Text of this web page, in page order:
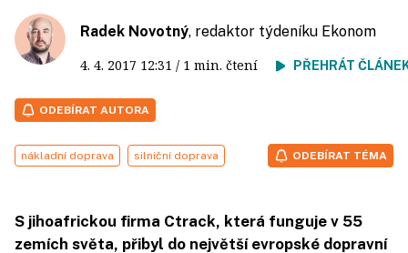
Radek Novotný, redaktor týdeníku Ekonom
4. 4. 2017 12:31 / 1 min. čtení PŘEHRÁT
ODEBÍRAT AUTORA
nákladní doprava silniční doprava ODEBÍRAT TÉMA
S jihoafrickou firma Ctrack, která funguje v 55
zemích světa, přibyl do největší evropské dopravní